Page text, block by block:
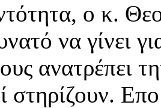
ο κ.
να γίνει
ανατρέπει
στηρίζουν.